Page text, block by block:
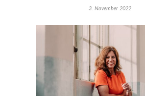
3. November 2022